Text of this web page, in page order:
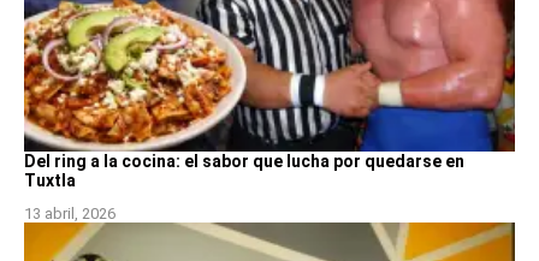
Del ring a la cocina: el sabor que lucha por quedarse en
Tuxtla
13 abril, 2026